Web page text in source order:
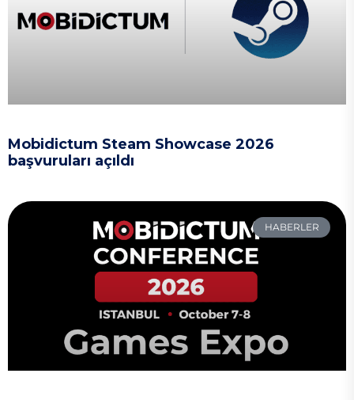
Mobidictum Steam Showcase 2026
başvuruları açıldı
HABERLER